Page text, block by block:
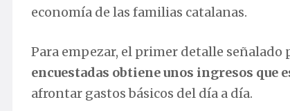
economía de las familias catalanas.
Para empezar, el primer detalle señalado
encuestadas obtiene unos ingresos que
afrontar gastos básicos del día a día.